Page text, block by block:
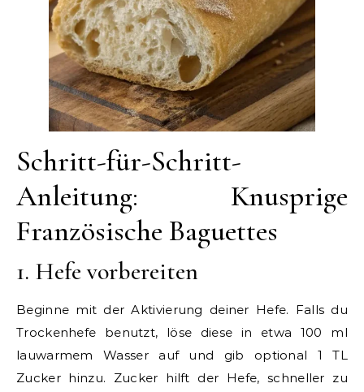
Schritt-für-Schritt-
Anleitung: Knusprige
Französische Baguettes
1. Hefe vorbereiten
Beginne mit der Aktivierung deiner Hefe. Falls du
Trockenhefe benutzt, löse diese in etwa 100 ml
lauwarmem Wasser auf und gib optional 1 TL
Zucker hinzu. Zucker hilft der Hefe, schneller zu